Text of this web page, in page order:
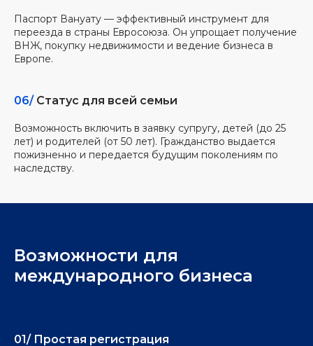
Паспорт Вануату — эффективный инструмент для
переезда в страны Евросоюза. Он упрощает получение
ВНЖ, покупку недвижимости и ведение бизнеса в
Европе.
06/Статус для всей семьи
Возможность включить в заявку супругу, детей (до 25
лет) и родителей (от 50 лет). Гражданство выдается
пожизненно и передается будущим поколениям по
наследству.
Возможности для
международного бизнеса
01/ Простая регистрация